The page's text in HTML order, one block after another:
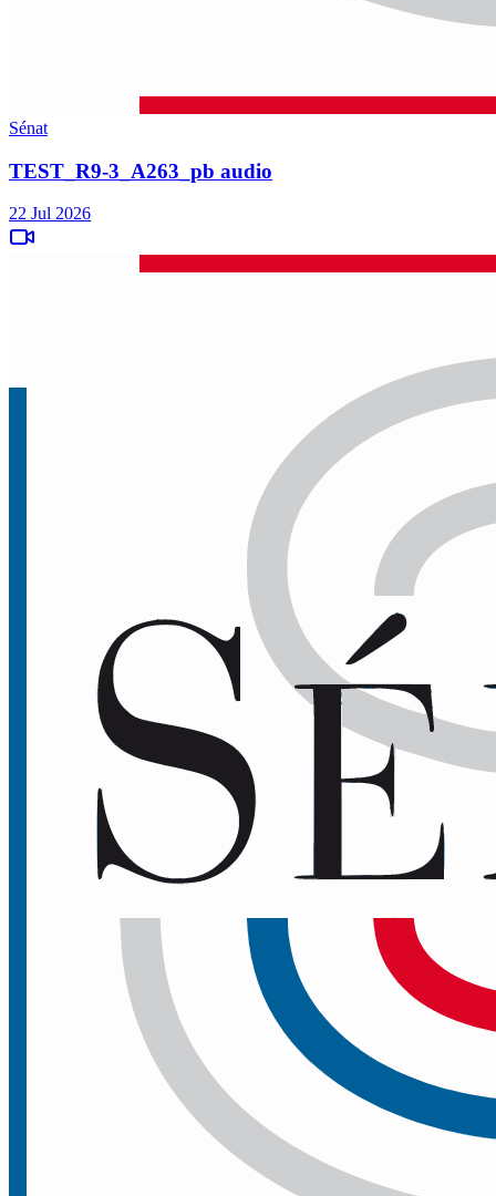
Sénat
TEST_R9-3_A263_pb audio
22 Jul 2026